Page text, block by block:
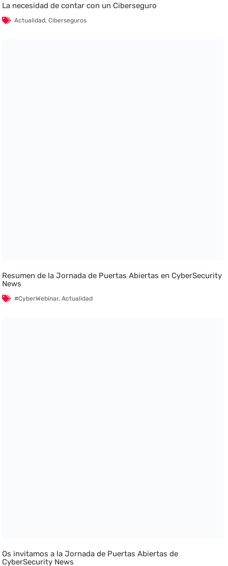
La necesidad de contar con un Ciberseguro
Actualidad,Ciberseguros
Resumen de la Jornada de Puertas Abiertas en CyberSecurity
News
#CyberWebinar,Actualidad
Os invitamos a la Jornada de Puertas Abiertas de
CyberSecurity News